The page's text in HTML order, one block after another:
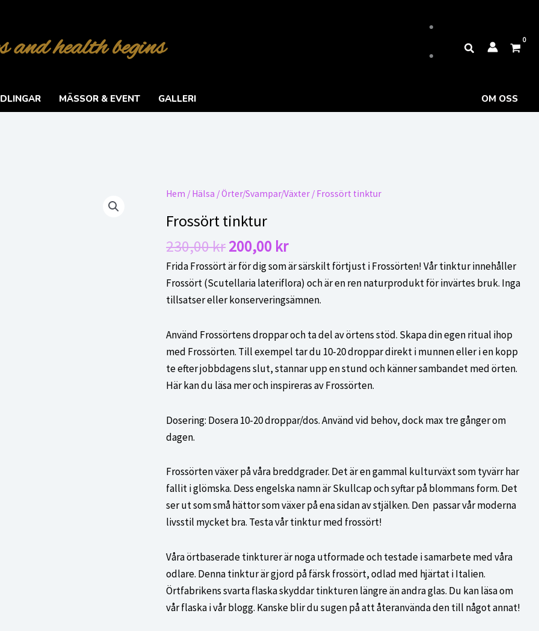
and health begins Sök
MÄSSOR & EVENT GALLERI OM OSS
Hem / Hälsa /Örter/Svampar/Växter / Frossört tinktur
Frossört tinktur
230,00krDet
ursprungliga
priset
var:
200,00 krDet
nuvarande
priset
är:
Frida Frossört är för dig som är särskilt förtjust i Frossörten! Vår tinktur innehåller
Frossört (Scutellaria lateriflora) och är en ren naturprodukt för invärtes bruk. Inga
tillsatser eller konserveringsämnen.
Använd Frossörtens droppar och ta del av örtens stöd. Skapa din egen ritual ihop
med Frossörten. Till exempel tar du 10-20 droppar direkt i munnen eller i en kopp
te efter jobbdagens slut, stannar upp en stund och känner sambandet med örten.
Här kan du läsa mer och inspireras av Frossörten.
Dosering: Dosera 10-20 droppar/dos. Använd vid behov, dock max tre gånger om
dagen.
Frossörten växer på våra breddgrader. Det är en gammal kulturväxt som tyvärr har
fallit i glömska. Dess engelska namn är Skullcap och syftar på blommans form. Det
ser ut som små hättor som växer på ena sidan av stjälken. Den passar vår moderna
livsstil mycket bra. Testa vår tinktur med frossört!
Våra örtbaserade tinkturer är noga utformade och testade i samarbete med våra
odlare. Denna tinktur är gjord på färsk frossört, odlad med hjärtat i Italien.
Örtfabrikens svarta flaska skyddar tinkturen längre än andra glas. Du kan läsa om
vår flaska i vår blogg. Kanske blir du sugen på att återanvända den till något annat!